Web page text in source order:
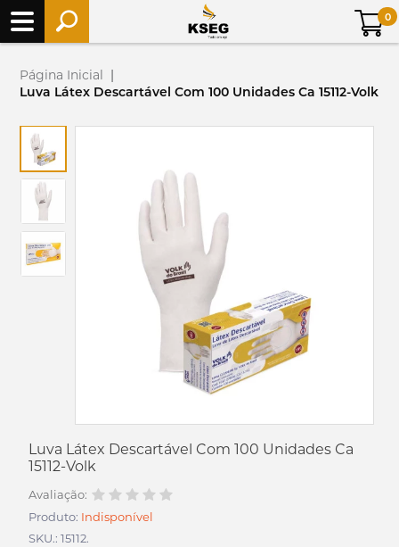
0
Página Inicial |
Luva Látex Descartável Com 100 Unidades Ca 15112-Volk
Luva Látex Descartável Com 100 Unidades Ca
15112-Volk
Avaliação:
Produto: Indisponível
SKU.: 15112.